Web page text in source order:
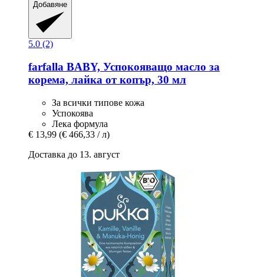
Добавяне
5.0 (2)
farfalla BABY, Успокояващо масло за
корема, лайка от копър, 30 мл
За всички типове кожа
Успокоява
Лека формула
€ 13,99 (€ 466,33 / л)
Доставка до 13. август